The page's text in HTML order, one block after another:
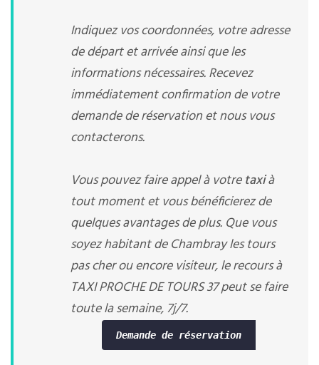
Indiquez vos coordonnées, votre adresse
de départ et arrivée ainsi que les
informations nécessaires. Recevez
immédiatement confirmation de votre
demande de réservation et nous vous
contacterons.
Vous pouvez faire appel à votretaxià
tout moment et vous bénéficierez de
quelques avantages de plus. Que vous
soyez habitant de Chambray les tours
pas cher ou encore visiteur, le recours à
TAXI PROCHE DE TOURS 37 peut se faire
toute la semaine, 7j/7.
Demande de réservation